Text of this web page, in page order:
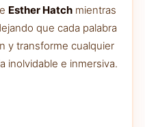
Esther Hatchmientras
que cada palabra
y transforme cualquier
inolvidable e inmersiva.